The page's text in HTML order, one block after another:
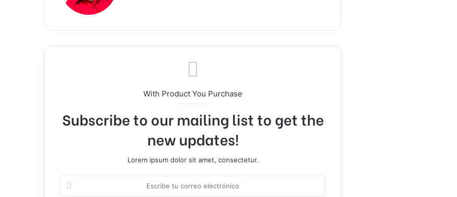
With Product You Purchase
Subscribe to our mailing list to get the
new updates!
Lorem ipsum dolor sit amet, consectetur.